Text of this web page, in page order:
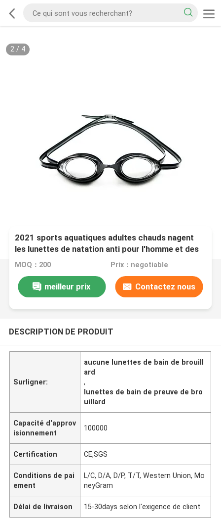
2/ 4
2021 sports aquatiques adultes chauds nagent
les lunettes de natation anti pour l'homme et des
femmes avec les lentilles claires UV d'anti
MOQ：200 Prix：negotiable
meilleur prix Contactez nous
DESCRIPTION DE PRODUIT
Surligner:
aucune lunettes de bain de brouill
ard
,
lunettes de bain de preuve de bro
uillard
Capacité d'approv
isionnement
100000
Certification CE,SGS
Conditions de pai
ement
L/C, D/A, D/P, T/T, Western Union, Mo
neyGram
Délai de livraison 15-30days selon l'exigence de client